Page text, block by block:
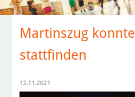
Martinszug konnte
stattfinden
12.11.2021